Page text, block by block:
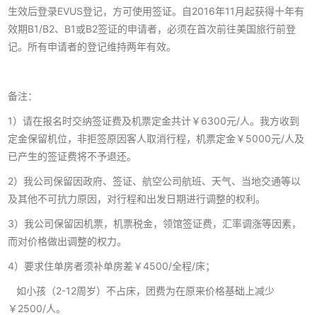
生效后登录EVUS登记，方可使用签证。自2016年11月起获得十年有
效期B1/B2、B1或B2签证的申请者，必须在首次前往美国旅行前登
记。所有申请者的登记维持两年有效。
备注：
1）请在报名时交纳签证费及机票定金共计￥6300元/人。我方收到
定金保留机位，非拒签原因客人取消行程，机票定金￥5000元/人及
已产生的签证费将不予退还。
2）我公司保留因政府、签证、航空公司航班、天气、当地交通等以
及其他不可抗力原因，对行程和出发日期进行调整的权利。
3）我公司保留因机票，机票税金，领馆签证费，汇率调涨等因素，
而对价格做出调整的权力。
4）要求住单房者须补单房差￥4500/全程/床；
如小孩（2-12周岁）不占床，团费为在原来价格基础上减少
￥2500/人。